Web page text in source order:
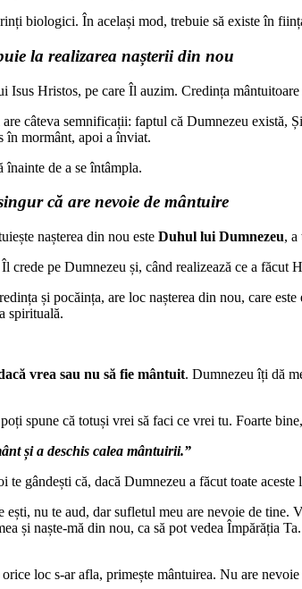
biologici. În același mod, trebuie să existe în
la realizarea nașterii din nou
Isus Hristos, pe care Îl auzim. Credința
câteva semnificații: faptul că Dumnezeu
în mormânt, apoi a înviat.
înainte de a se întâmpla.
că are nevoie de mântuire
nașterea din nou este Duhul lui Dumnezeu, a
crede pe Dumnezeu și, când realizează ce a
și pocăința, are loc nașterea din nou, care
spirituală.
vrea sau nu să fie mântuit. Dumnezeu îți dă
spune că totuși vrei să faci ce vrei tu. Foarte
și a deschis calea mântuirii.”
te gândești că, dacă Dumnezeu a făcut toate
nu te aud, dar sufletul meu are nevoie de
și naște-mă din nou, ca să pot vedea Împărăția
loc s-ar afla, primește mântuirea. Nu are